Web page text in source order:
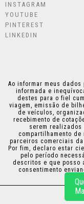
INSTAGRAM
YOUTUBE
PINTEREST
LINKEDIN
Ao informar meus
informada e
destes para o fiel
viagem, emissão de
de veículos,
recebimento de
serem realizados
compartilhamento
parceiros comerciais
Por fim, declaro estar
pelo período
descritos e que posso
consentimento